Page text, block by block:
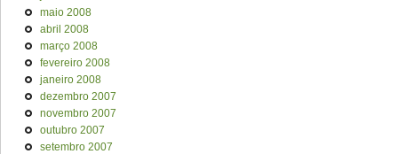
maio 2008
abril 2008
março 2008
fevereiro 2008
janeiro 2008
dezembro 2007
novembro 2007
outubro 2007
setembro 2007